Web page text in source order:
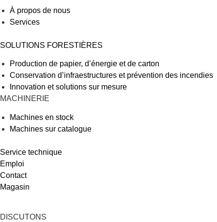
À propos de nous
Services
SOLUTIONS FORESTIÈRES
Production de papier, d’énergie et de carton
Conservation d’infraestructures et prévention des incendies
Innovation et solutions sur mesure
MACHINERIE
Machines en stock
Machines sur catalogue
Service technique
Emploi
Contact
Magasin
DISCUTONS